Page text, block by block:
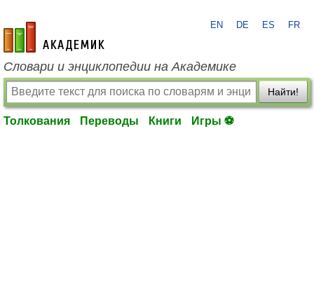
academic.ru
EN DE ES FR
Словари и энциклопедии на Академике
Найти!
Толкования Переводы Книги Игры ⚽